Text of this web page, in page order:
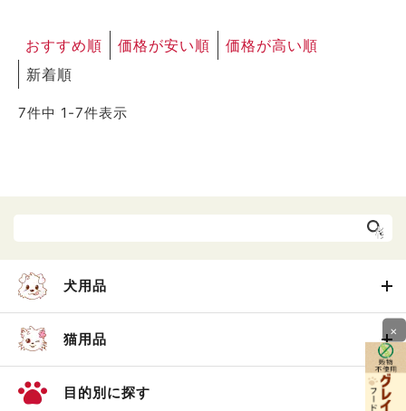
おすすめ順 価格が安い順
価格が高い順
新着順
7件中 1 -7件表示
犬用品
猫用品
目的別に探す
×